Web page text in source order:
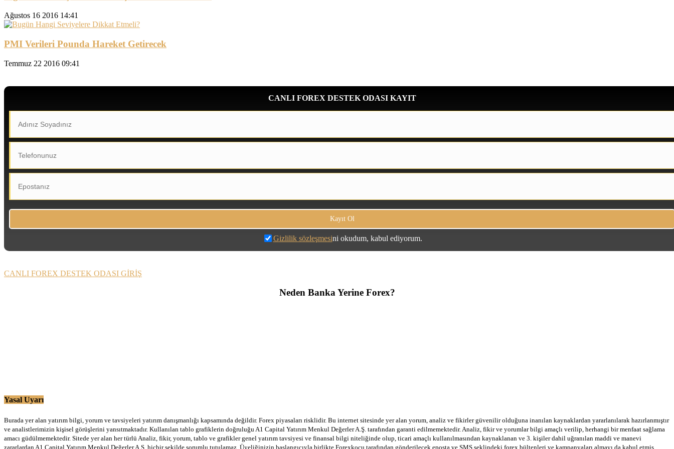
Ağustos 16 2016 14:41
PMI Verileri Pounda Hareket Getirecek
Temmuz 22 2016 09:41
CANLI FOREX DESTEK ODASI KAYIT
Gizlilik sözleşmesini okudum, kabul ediyorum.
CANLI FOREX DESTEK ODASI GİRİŞ
Neden Banka Yerine Forex?
Yasal Uyarı
Burada yer alan yatırım bilgi, yorum ve tavsiyeleri yatırım danışmanlığı kapsamında değildir. Forex piyasaları risklidir. Bu internet sitesinde yer alan yorum, analiz ve fikirler güvenilir olduğuna inanılan kaynaklardan yararlanılarak hazırlanmıştır
ve analistlerimizin kişisel görüşlerini yansıtmaktadır. Kullanılan tablo grafiklerin doğruluğu A1 Capital Yatırım Menkul Değerler A.Ş. tarafından garanti edilmemektedir. Analiz, fikir ve yorumlar bilgi amaçlı verilip, herhangi bir menfaat sağlama
amacı güdülmemektedir. Sitede yer alan her türlü Analiz, fikir, yorum, tablo ve grafikler genel yatırım tavsiyesi ve finansal bilgi niteliğinde olup, ticari amaçlı kullanılmasından kaynaklanan ve 3. kişiler dahil uğranılan maddi ve manevi
zararlardan A1 Capital Yatırım Menkul Değerler A.Ş. hiçbir şekilde sorumlu tutulamaz. Üyeliğinizin başlangıcıyla birlikte Forexkocu tarafından gönderilecek eposta ve SMS şeklindeki forex bültenleri ve kampanyaları almayı da kabul etmiş